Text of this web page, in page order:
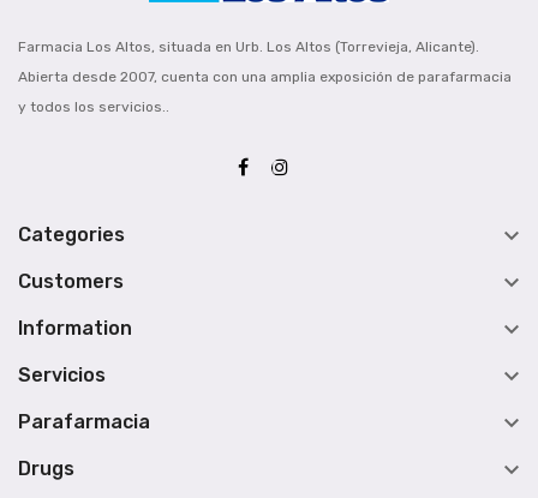
Farmacia Los Altos, situada en Urb. Los Altos (Torrevieja, Alicante).
Abierta desde 2007, cuenta con una amplia exposición de parafarmacia
y todos los servicios..
Categories 
Customers 
Information 
Servicios 
Parafarmacia 
Drugs 